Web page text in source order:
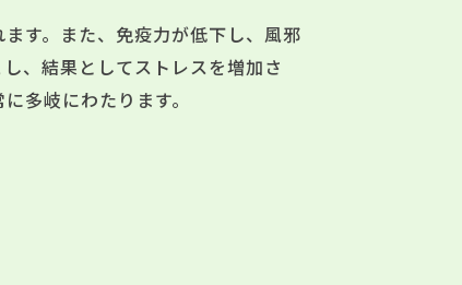
す。また、免疫力が低下し、風邪
、結果としてストレスを増加さ
多岐にわたります。